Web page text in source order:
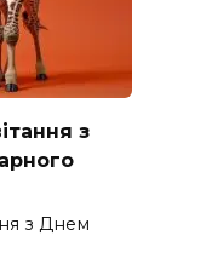
з
з Днем